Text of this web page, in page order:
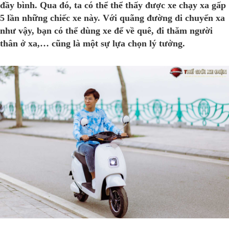
đầy bình. Qua đó, ta có thể thể thấy được xe chạy xa gấp
5 lần những chiếc xe này. Với quãng đường di chuyển xa
như vậy, bạn có thể dùng xe để về quê, đi thăm người
thân ở xa,… cũng là một sự lựa chọn lý tưởng.